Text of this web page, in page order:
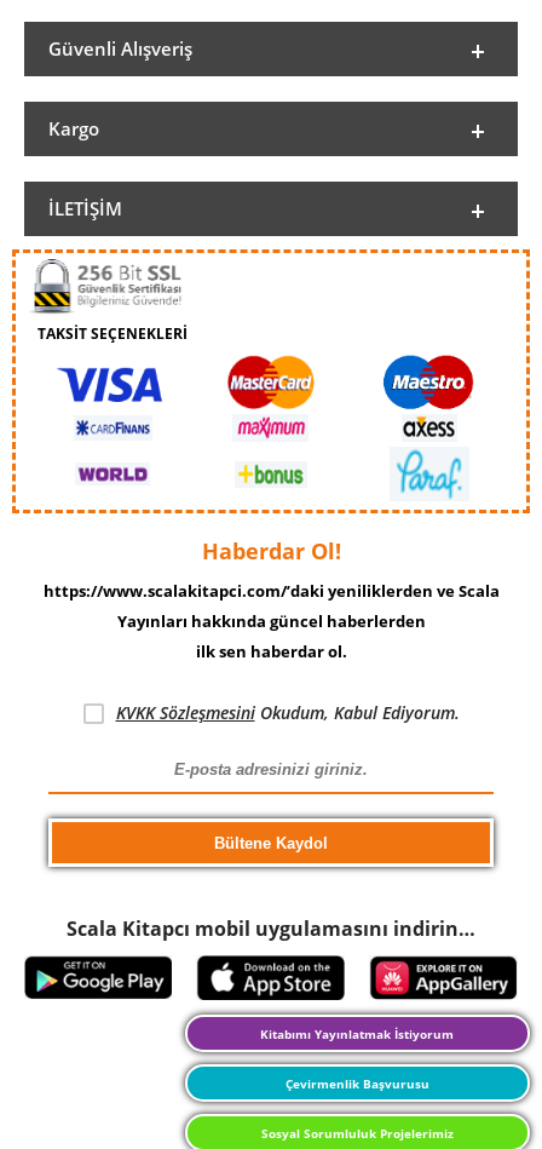
Güvenli Alışveriş
Kargo
İLETIŞIM
TAKSİT SEÇENEKLERİ
Haberdar Ol!
https://www.scalakitapci.com/’daki yeniliklerden ve Scala
Yayınları hakkında güncel haberlerden
ilk sen haberdar ol.
KVKK SözleşmesiniOkudum, Kabul Ediyorum.
Scala Kitapcı mobil uygulamasını indirin…
Kitabımı Yayınlatmak İstiyorum
Çevirmenlik Başvurusu
Sosyal Sorumluluk Projelerimiz